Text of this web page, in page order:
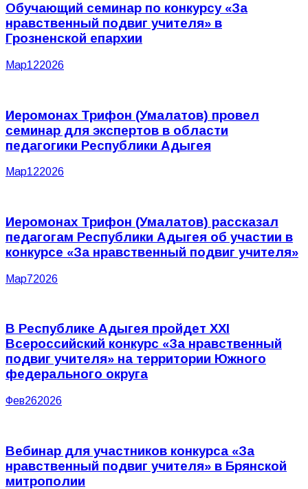
Обучающий семинар по конкурсу «За
нравственный подвиг учителя» в
Грозненской епархии
Мар122026
Иеромонах Трифон (Умалатов) провел
семинар для экспертов в области
педагогики Республики Адыгея
Мар122026
Иеромонах Трифон (Умалатов) рассказал
педагогам Республики Адыгея об участии в
конкурсе «За нравственный подвиг учителя»
Мар72026
В Республике Адыгея пройдет XXI
Всероссийский конкурс «За нравственный
подвиг учителя» на территории Южного
федерального округа
Фев262026
Вебинар для участников конкурса «За
нравственный подвиг учителя» в Брянской
митрополии